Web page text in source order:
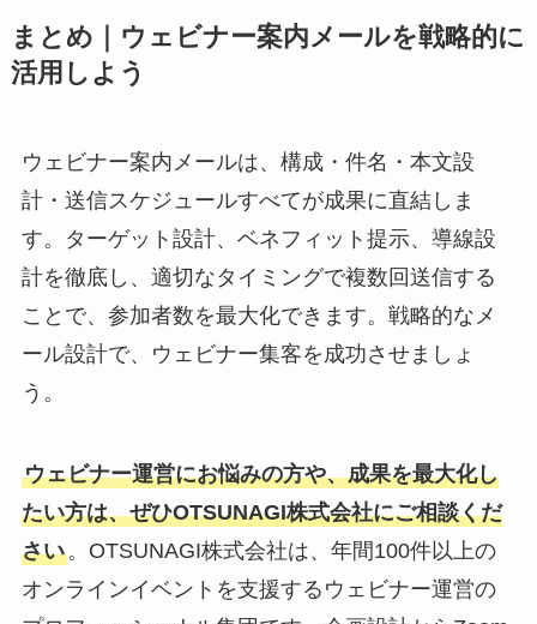
まとめ｜ウェビナー案内メールを戦略的に
活用しよう
ウェビナー案内メールは、構成・件名・本文設
計・送信スケジュールすべてが成果に直結しま
す。ターゲット設計、ベネフィット提示、導線設
計を徹底し、適切なタイミングで複数回送信する
ことで、参加者数を最大化できます。戦略的なメ
ール設計で、ウェビナー集客を成功させましょ
う。
ウェビナー運営にお悩みの方や、成果を最大化し
たい方は、ぜひOTSUNAGI株式会社にご相談くだ
さい。OTSUNAGI株式会社は、年間100件以上の
オンラインイベントを支援するウェビナー運営の